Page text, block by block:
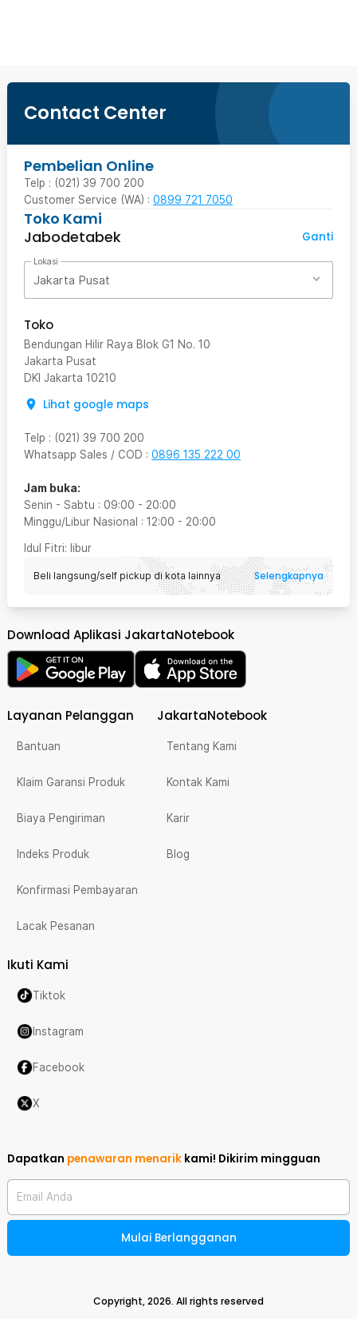
Contact Center
Pembelian Online
Telp : (021) 39 700 200
Customer Service (WA) : 0899 721 7050
Toko Kami
Jabodetabek
Ganti
Lokasi
Jakarta Pusat
Toko
Bendungan Hilir Raya Blok G1 No. 10
Jakarta Pusat
DKI Jakarta 10210
Lihat google maps
Telp : (021) 39 700 200
Whatsapp Sales / COD : 0896 135 222 00
Jam buka:
Senin - Sabtu : 09:00 - 20:00
Minggu/Libur Nasional : 12:00 - 20:00
Idul Fitri: libur
Beli langsung/self pickup di kota lainnya Selengkapnya
Download Aplikasi JakartaNotebook
Layanan Pelanggan
Bantuan
Klaim Garansi Produk
Biaya Pengiriman
Indeks Produk
Konfirmasi Pembayaran
Lacak Pesanan
JakartaNotebook
Tentang Kami
Kontak Kami
Karir
Blog
Ikuti Kami
Tiktok
Instagram
Facebook
X
Dapatkan penawaran menarik kami! Dikirim mingguan
Email Anda
Mulai Berlangganan
Copyright,2026. All rights reserved